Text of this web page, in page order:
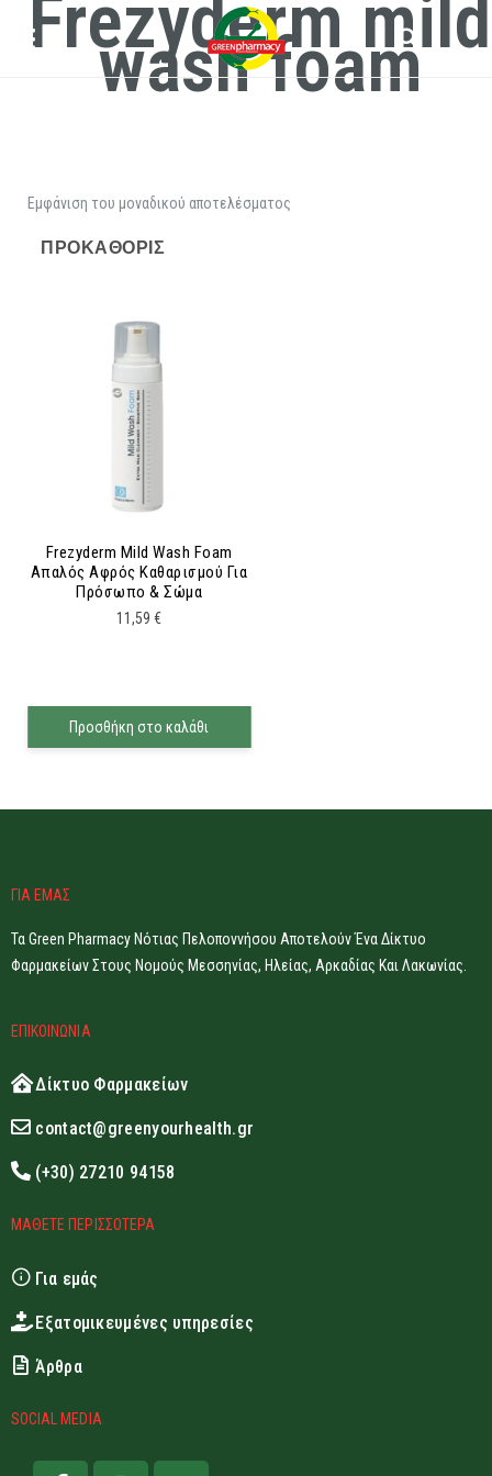
Frezyderm mild
wash foam
Εμφάνιση του μοναδικού αποτελέσματος
Frezyderm Mild Wash Foam
Απαλός Αφρός Καθαρισμού Για
Πρόσωπο & Σώμα
11,59€
Προσθήκη στο καλάθι
ΓΙΑ ΕΜΑΣ
Τα Green Pharmacy Νότιας Πελοποννήσου Αποτελούν Ένα Δίκτυο
Φαρμακείων Στους Νομούς Μεσσηνίας, Ηλείας, Αρκαδίας Και Λακωνίας.
ΕΠΙΚΟΙΝΩΝΙΑ
Δίκτυο Φαρμακείων
contact@greenyourhealth.gr
(+30) 27210 94158
ΜΑΘΕΤΕ ΠΕΡΙΣΣΟΤΕΡΑ
Για εμάς
Εξατομικευμένες υπηρεσίες
Άρθρα
SOCIAL MEDIA